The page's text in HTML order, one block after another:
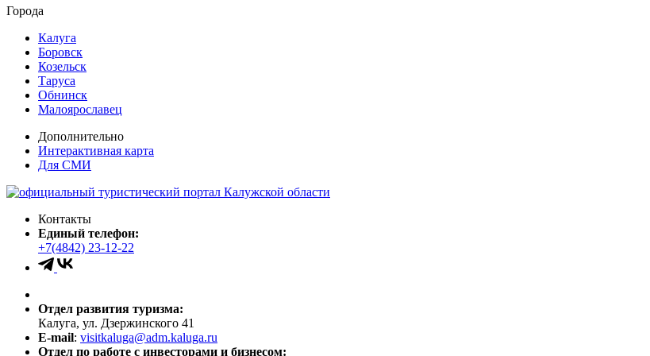
Города
Калуга
Боровск
Козельск
Таруса
Обнинск
Малоярославец
Дополнительно
Интерактивная карта
Для СМИ
Контакты
Единый телефон:
+7(4842) 23-12-22
Отдел развития туризма:
Калуга, ул. Дзержинского 41
E-mail: visitkaluga@adm.kaluga.ru
Отдел по работе с инвесторами и бизнесом: